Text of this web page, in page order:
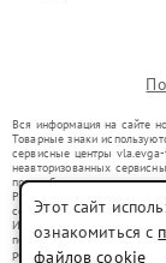
Вся информация на сайте
Товарные знаки
сервисные центры vla.evga-
неавторизованных
правообладателями
Ремонт осуществляется для
со статьей 1487 ГК РФ.
Использование товарных
потребителей в
ремонту техники указанных
Этот сайт
ознакомиться с
файлов cookie